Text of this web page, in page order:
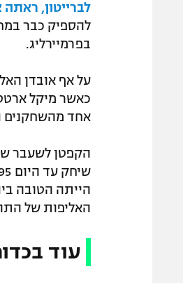
לברייטון,
להספיק כבר
בפרמיירליג.
על אף אובדן
כאשר מיקל
אחד מהשחקנים
האליפות של
עוד